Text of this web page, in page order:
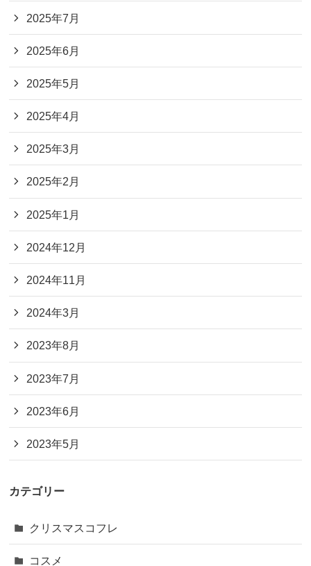
2025年7月
2025年6月
2025年5月
2025年4月
2025年3月
2025年2月
2025年1月
2024年12月
2024年11月
2024年3月
2023年8月
2023年7月
2023年6月
2023年5月
カテゴリー
クリスマスコフレ
コスメ